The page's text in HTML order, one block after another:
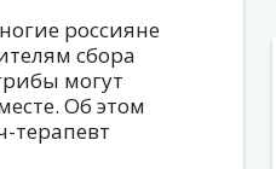
россияне
сбора
могут
Об этом
терапевт